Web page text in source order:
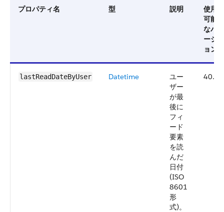
プロパティ名 型 説明
使用
可能
なバ
ージ
ョン
lastReadDateByUser Datetime
ユー
ザー
が最
後に
フィ
ード
要素
を読
んだ
日付
(ISO
8601
形
式)。
40.0